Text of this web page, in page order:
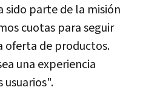
sido parte de la misión
cuotas para seguir
oferta de productos.
una experiencia
usuarios".